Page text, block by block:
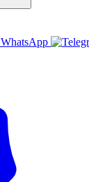
WhatsApp